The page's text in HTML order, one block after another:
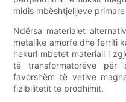
midis mbështjelljeve
Ndërsa materialet
metalike amorfe dhe ferriti
hekuri mbetet materiali i
të transformatorëve
favorshëm të vetive
fizibilitetit të prodhimit.